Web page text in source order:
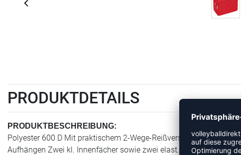
PRODUKTDETAILS
PRODUKTBESCHREIBUNG:
Polyester 600 D Mit praktischem 2-Wege-Reißverschluss Eine
Aufhängen Zwei kl. Innenfächer sowie zwei elast. Schlaufen für